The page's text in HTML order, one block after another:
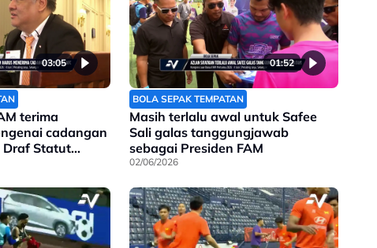
03:05
terima
cadangan
Draf Statut
dibentangkan
01:52
BOLA SEPAK TEMPATAN
Masih terlalu awal untuk Safee
Sali galas tanggungjawab
sebagai Presiden FAM
02/06/2026